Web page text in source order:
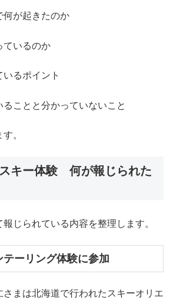
何が起きたのか
ているのか
るポイント
ことと分かっていないこと
。
キー体験 何が報じられた
じられている内容を整理します。
テーリング体験に参加
まは北海道で行われたスキーオリエ